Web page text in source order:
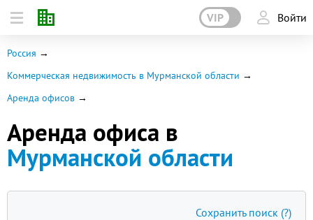
VIP Войти
Россия
Коммерческая недвижимость в Мурманской области
Аренда офисов
Аренда офиса в
Мурманской области
Сохранить поиск (?)